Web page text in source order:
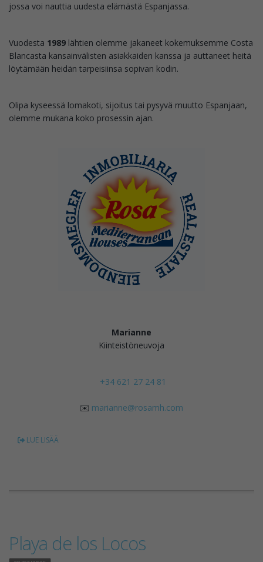
jossa voi nauttia uudesta elämästä Espanjassa.
Vuodesta 1989 lähtien olemme jakaneet kokemuksemme Costa
Blancasta kansainvälisten asiakkaiden kanssa ja auttaneet heitä
löytämään heidän tarpeisiinsa sopivan kodin.
Olipa kyseessä lomakoti, sijoitus tai pysyvä muutto Espanjaan,
olemme mukana koko prosessin ajan.
Marianne
Kiinteistöneuvoja
+34 621 27 24 81
✉️ marianne@rosamh.com
LUE LISÄÄ
Playa de los Locos